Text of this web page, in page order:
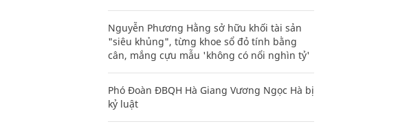
Nguyễn Phương Hằng sở hữu khối tài sản
"siêu khủng", từng khoe sổ đỏ tính bằng
cân, mắng cựu mẫu 'không có nổi nghìn tỷ'
Phó Đoàn ĐBQH Hà Giang Vương Ngọc Hà bị
kỷ luật